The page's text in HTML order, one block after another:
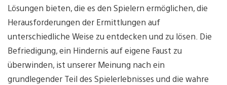
Lösungen bieten, die es den Spielern ermöglichen, die
Herausforderungen der Ermittlungen auf
unterschiedliche Weise zu entdecken und zu lösen. Die
Befriedigung, ein Hindernis auf eigene Faust zu
überwinden, ist unserer Meinung nach ein
grundlegender Teil des Spielerlebnisses und die wahre